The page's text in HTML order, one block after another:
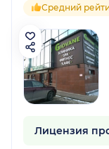
Средний
Лицензия